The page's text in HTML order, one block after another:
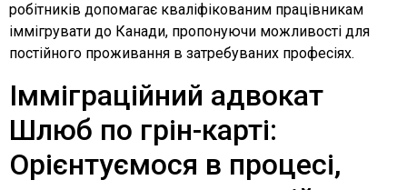
робітників допомагає кваліфікованим працівникам
іммігрувати до Канади, пропонуючи можливості для
постійного проживання в затребуваних професіях.
Імміграційний адвокат
Шлюб по грін-карті:
Орієнтуємося в процесі,